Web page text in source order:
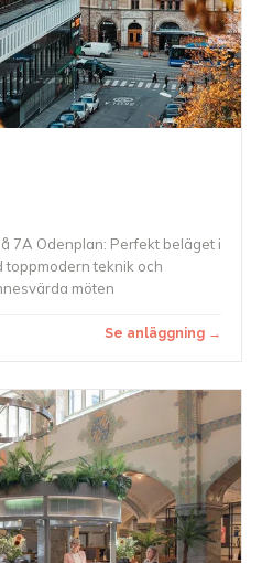
7A Odenplan: Perfekt beläget i
toppmodern teknik och
möten
Se anläggning →